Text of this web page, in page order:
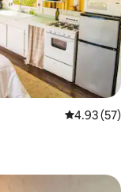
คะแนนเฉลี่ย
4.93 (57)